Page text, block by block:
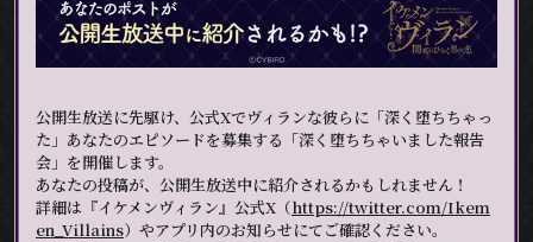
公開生放送に先駆け、公式Xでヴィランな彼らに「深く堕ちちゃっ
た」あなたのエピソードを募集する「深く堕ちちゃいました報告
会」を開催します。
あなたの投稿が、公開生放送中に紹介されるかもしれません！
詳細は『イケメンヴィラン』公式X（https://twitter.com/Ikem
en_Villains）やアプリ内のお知らせにてご確認ください。